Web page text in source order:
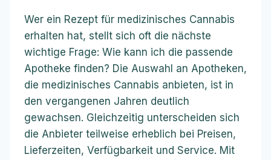
Wer ein Rezept für medizinisches Cannabis
erhalten hat, stellt sich oft die nächste
wichtige Frage: Wie kann ich die passende
Apotheke finden? Die Auswahl an Apotheken,
die medizinisches Cannabis anbieten, ist in
den vergangenen Jahren deutlich
gewachsen. Gleichzeitig unterscheiden sich
die Anbieter teilweise erheblich bei Preisen,
Lieferzeiten, Verfügbarkeit und Service. Mit